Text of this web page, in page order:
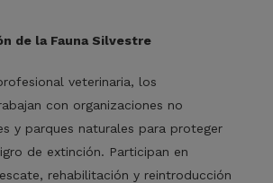
de la Fauna Silvestre
veterinaria, los
con organizaciones no
y parques naturales para proteger
de extinción. Participan en
rehabilitación y reintroducción